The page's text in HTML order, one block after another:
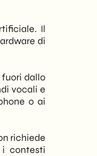
Il
di
fuori dallo
vocali e
o ai
richiede
contesti